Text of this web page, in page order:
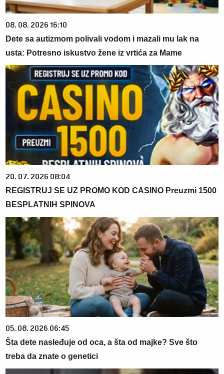
08. 08. 2026 16:10
Dete sa autizmom polivali vodom i mazali mu lak na
usta: Potresno iskustvo žene iz vrtića za Mame
20. 07. 2026 08:04
REGISTRUJ SE UZ PROMO KOD CASINO Preuzmi 1500
BESPLATNIH SPINOVA
05. 08. 2026 06:45
Šta dete nasleđuje od oca, a šta od majke? Sve što
treba da znate o genetici